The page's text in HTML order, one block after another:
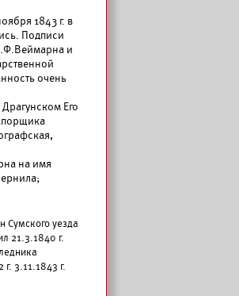
1843 г. в
Подписи
и
очень
Его
на имя
Сумского уезда
21.3.1840 г.
3.11.1843 г.